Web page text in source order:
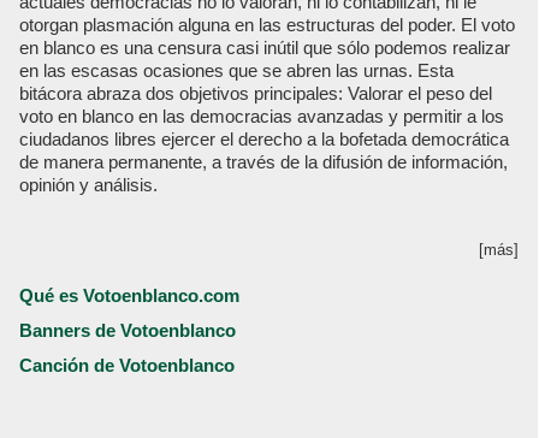
otorgan plasmación alguna en las estructuras del poder. El voto
en blanco es una censura casi inútil que sólo podemos realizar
en las escasas ocasiones que se abren las urnas. Esta
bitácora abraza dos objetivos principales: Valorar el peso del
voto en blanco en las democracias avanzadas y permitir a los
ciudadanos libres ejercer el derecho a la bofetada democrática
de manera permanente, a través de la difusión de información,
opinión y análisis.
[más]
Qué es Votoenblanco.com
Banners de Votoenblanco
Canción de Votoenblanco